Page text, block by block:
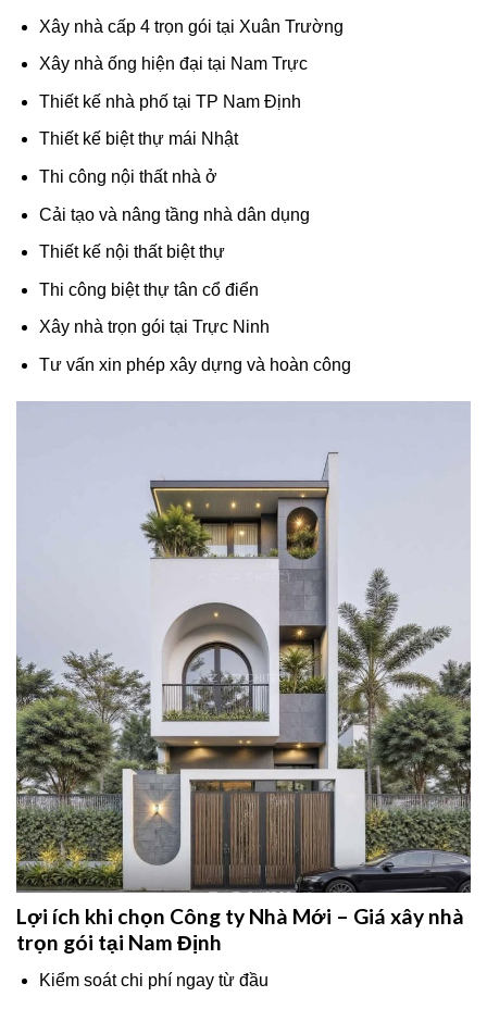
Xây nhà cấp 4 trọn gói tại Xuân Trường
Xây nhà ống hiện đại tại Nam Trực
Thiết kế nhà phố tại TP Nam Định
Thiết kế biệt thự mái Nhật
Thi công nội thất nhà ở
Cải tạo và nâng tầng nhà dân dụng
Thiết kế nội thất biệt thự
Thi công biệt thự tân cổ điển
Xây nhà trọn gói tại Trực Ninh
Tư vấn xin phép xây dựng và hoàn công
Lợi ích khi chọn Công ty Nhà Mới – Giá xây nhà
trọn gói tại Nam Định
Kiểm soát chi phí ngay từ đầu